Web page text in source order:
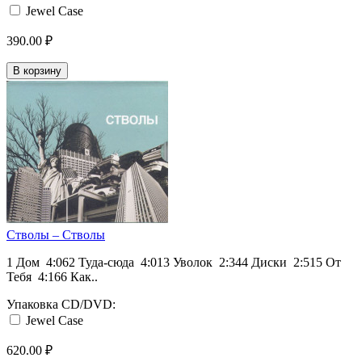
Jewel Case
390.00 ₽
В корзину
Стволы ‎– Стволы
1 Дом 4:062 Туда-сюда 4:013 Уволок 2:344 Диски 2:515 От
Тебя 4:166 Как..
Упаковка CD/DVD:
Jewel Case
620.00 ₽